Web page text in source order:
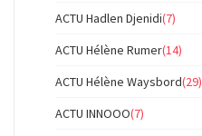
ACTU Hadlen Djenidi(7)
ACTU Hélène Rumer(14)
ACTU Hélène Waysbord(29)
ACTU INNOOO(7)